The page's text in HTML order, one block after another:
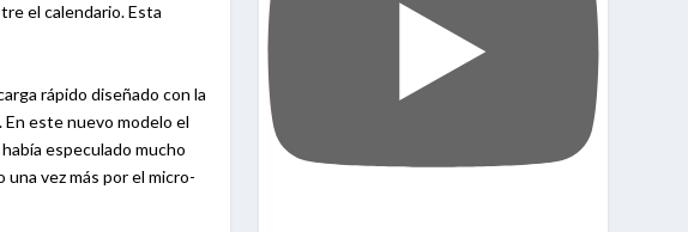
el calendario. Esta
rápido diseñado con la
este nuevo modelo el
especulado mucho
vez más por el micro-